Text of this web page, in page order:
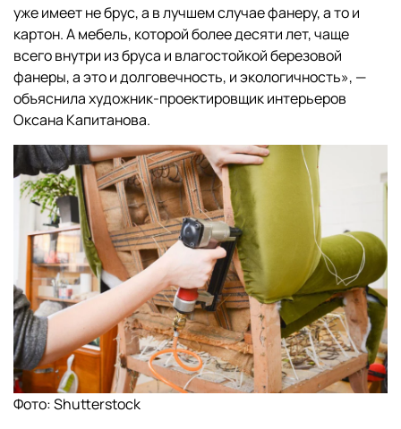
уже имеет не брус, а в лучшем случае фанеру, а то и
картон. А мебель, которой более десяти лет, чаще
всего внутри из бруса и влагостойкой березовой
фанеры, а это и долговечность, и экологичность», —
объяснила художник-проектировщик интерьеров
Оксана Капитанова.
Фото: Shutterstock